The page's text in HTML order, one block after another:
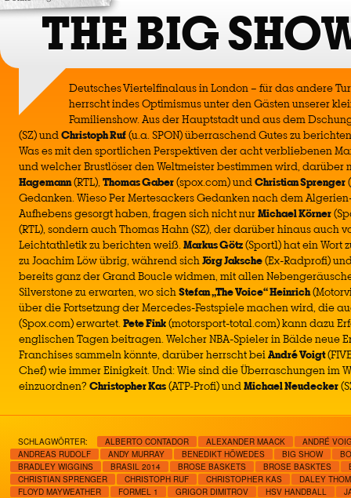
THE BIG
Deutsches Viertelfinalaus in London – für das andere
herrscht indes Optimismus unter den Gästen unserer
Familienshow. Aus der Hauptstadt und aus dem
(SZ) undChristoph Ruf(u.a. SPON) überraschend Gutes zu
Was es mit den sportlichen Perspektiven der acht verbliebenen
und welcher Brustlöser den Weltmeister bestimmen wird, darüber
Hagemann(RTL), Thomas Gaber(spox.com) undChristian Sprenger
Gedanken. Wieso Per Mertesackers Gedanken nach dem
Aufhebens gesorgt haben, fragen sich nicht nurMichael Körner
(RTL), sondern auch Thomas Hahn (SZ), der darüber hinaus auch
Leichtathletik zu berichten weiß.Markus Götz(Sport1) hat ein
zu Joachim Löw übrig, während sichJörg Jaksche(Ex-Radprofi)
bereits ganz der Grand Boucle widmen, mit allen
Silverstone zu erwarten, wo sichStefan „The Voice“ Heinrich
über die Fortsetzung der Mercedes-Festspiele machen wird, die
(Spox.com) erwartet.Pete Fink(motorsport-total.com) kann dazu
englischen Tagen beitragen. Welcher NBA-Spieler in Bälde neue
Franchises sammeln könnte, darüber herrscht beiAndré Voigt
Chef) wie immer Einigkeit. Und: Wie sind die Überraschungen im
einzuordnen? Christopher Kas(ATP-Profi) undMichael Neudecker
SCHLAGWÖRTER: ALBERTO CONTADOR ALEXANDER MAACK
ANDRÉ
ANDREAS RUDOLF
ANDY MURRAY BENEDIKT HÖWEDES BIG SHOW
BRADLEY WIGGINS
BRASIL 2014 BROSE BASKETS BROSE BASKTES
CHRISTIAN SPRENGER
CHRISTOPH RUF CHRISTOPHER KAS
DALEY
FLOYD MAYWEATHER
FORMEL 1 GRIGOR DIMITROV HSV HANDBALL